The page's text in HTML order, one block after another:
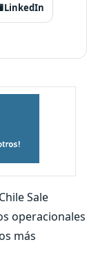
LinkedIn
Sale
operacionales
más